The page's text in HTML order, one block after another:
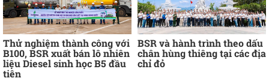
Thử nghiệm thành công với
B100, BSR xuất bán lô nhiên
liệu Diesel sinh học B5 đầu
tiên
BSR và hành trình theo dấu
chân hùng thiêng tại các địa
chỉ đỏ